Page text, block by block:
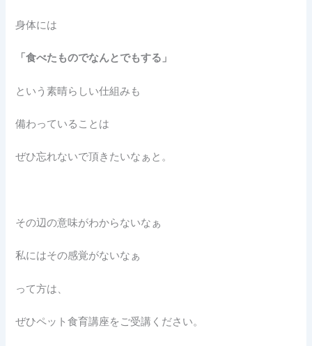
身体には
「食べたものでなんとでもする」
という素晴らしい仕組みも
備わっていることは
ぜひ忘れないで頂きたいなぁと。
その辺の意味がわからないなぁ
私にはその感覚がないなぁ
って方は、
ぜひペット食育講座をご受講ください。